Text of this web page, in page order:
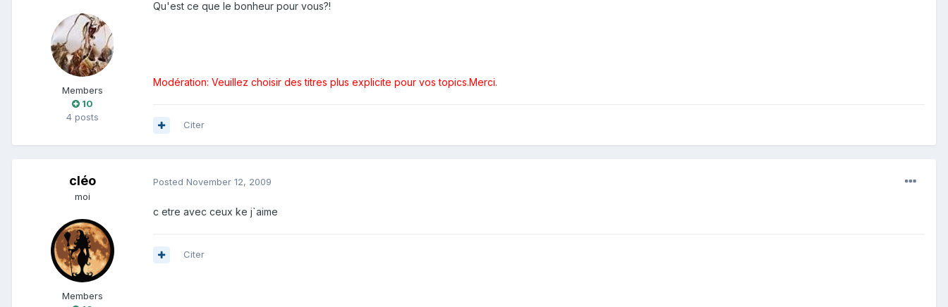
Members
10
4 posts
Qu'est ce que le bonheur pour vous?!
Modération: Veuillez choisir des titres plus explicite pour vos topics.Merci.
Citer
cléo
moi
Members
Posted November 12, 2009
c etre avec ceux ke j`aime
Citer